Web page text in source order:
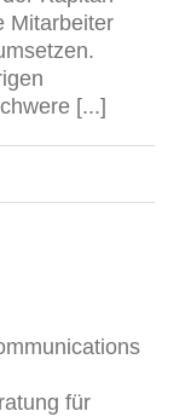
Mitarbeiter
[...]
für